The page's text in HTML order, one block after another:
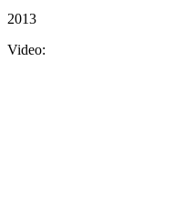
2013
Video: